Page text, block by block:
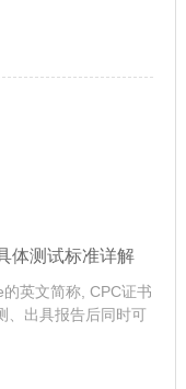
体测试标准详解
英文简称, CPC证书
、出具报告后同时可